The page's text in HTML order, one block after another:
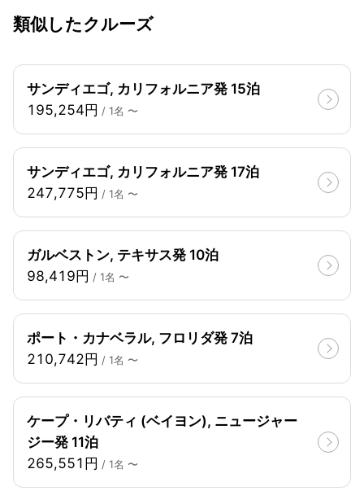
類似したクルーズ
サンディエゴ, カリフォルニア発 15泊
195,254円 / 1名 〜
サンディエゴ, カリフォルニア発 17泊
247,775円 / 1名 〜
ガルベストン, テキサス発 10泊
98,419円 / 1名 〜
ポート・カナベラル, フロリダ発 7泊
210,742円 / 1名 〜
ケープ・リバティ (ベイヨン), ニュージャー
ジー発 11泊
265,551円 / 1名 〜